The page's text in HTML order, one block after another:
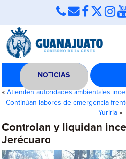
NOTICIAS
«Atienden autoridades ambientales
Continúan labores de emergencia
Yuriria»
Controlan y liquidan
Jerécuaro